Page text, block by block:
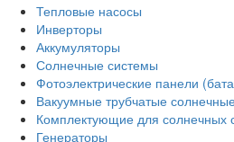
Тепловые насосы
Инверторы
Аккумуляторы
Солнечные системы
Фотоэлектрические панели
Вакуумные трубчатые
Комплектующие для солнечных
Генераторы